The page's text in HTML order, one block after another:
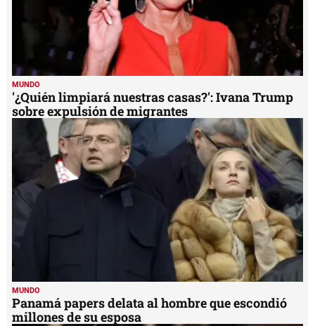
MUNDO
'¿Quién limpiará nuestras casas?': Ivana Trump
sobre expulsión de migrantes
MUNDO
Panamá papers delata al hombre que escondió
millones de su esposa